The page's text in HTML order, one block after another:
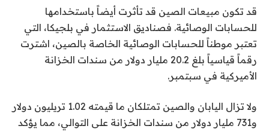
قد تكون مبيعات الصين قد تأثرت أيضاً باستخدامها
للحسابات الوصائية. فصناديق الاستثمار في بلجيكا، التي
تعتبر موطناً للحسابات الوصائية الخاصة بالصين، اشترت
رقماً قياسياً بلغ 20.2 مليار دولار من سندات الخزانة
الأميركية في سبتمبر.
ولا تزال اليابان والصين تمتلكان ما قيمته 1.02 تريليون دولار
و731 مليار دولار من سندات الخزانة على التوالي، مما يؤكد